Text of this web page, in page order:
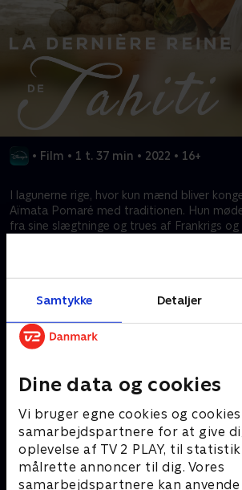
Samtykke Detaljer
Dine data og cookies
Vi bruger egne cookies og
samarbejdspartnere for at give
oplevelse af TV 2 PLAY, til
målrette annoncer til dig. Vores
samarbejdspartnere kan
• Film • 1 t. 37 min • 2022 • 16+
I lagunerne rige, hvor kun mænd bliver
Aïmata Pomaré med traditionen. Hun
fra sine slægtninge og trues af Frankrigs og
redde sine traditioner og sit folk for at
Kræver tilkøb
Mere indhold fra Disney+